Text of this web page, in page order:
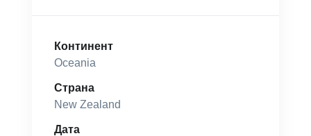
Континент
Oceania
Страна
New Zealand
Дата